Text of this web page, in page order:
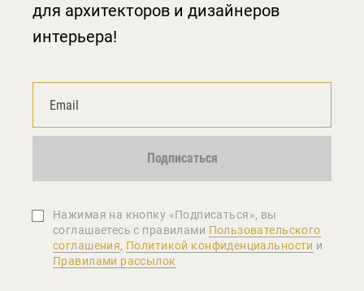
для архитекторов и дизайнеров
интерьера!
Подписаться
Нажимая на кнопку «Подписаться», вы
соглашаетеcь с правилами Пользовательского
соглашения, Политикой конфиденциальности и
Правилами рассылок